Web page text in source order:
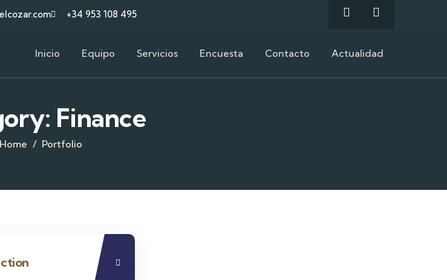
+34 953 108 495
Inicio Equipo Servicios Encuesta Contacto Actualidad
Finance
Home Portfolio